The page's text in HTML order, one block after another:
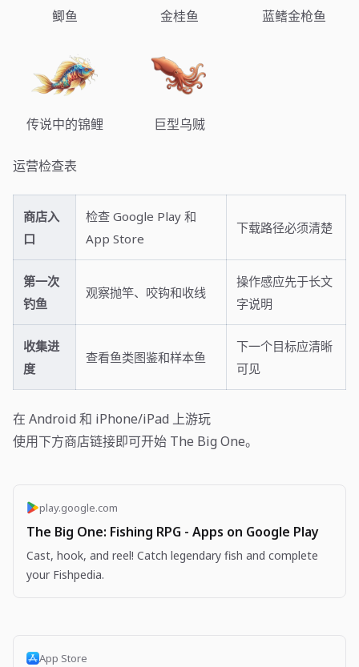
鲫鱼 金桂鱼 蓝鳍金枪鱼
传说中的锦鲤 巨型乌贼
运营检查表
商店入
口
检查 Google Play 和
App Store
下载路径必须清楚
第一次
钓鱼
观察抛竿、咬钩和收线
操作感应先于长文
字说明
收集进
度
查看鱼类图鉴和样本鱼
下一个目标应清晰
可见
在 Android 和 iPhone/iPad 上游玩
使用下方商店链接即可开始 The Big One。
play.google.com
The Big One: Fishing RPG - Apps on Google Play
Cast, hook, and reel! Catch legendary fish and complete
your Fishpedia.
App Store